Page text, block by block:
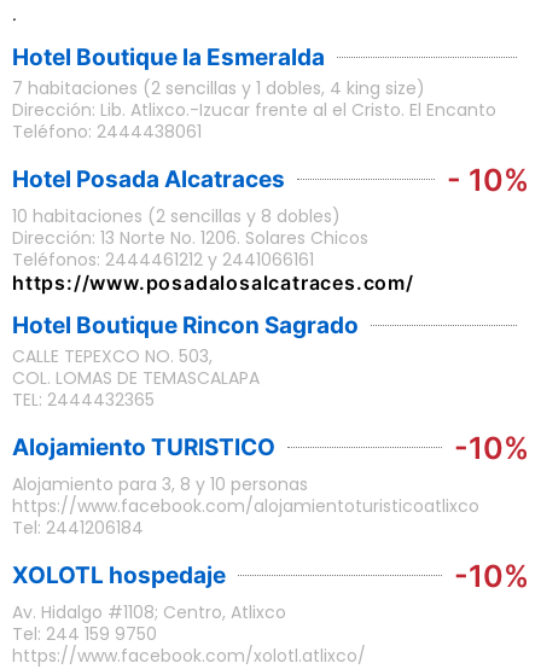
.
Hotel Boutique la Esmeralda
7 habitaciones (2 sencillas y 1 dobles, 4 king size)
Dirección: Lib. Atlixco.-Izucar frente al el Cristo. El Encanto
Teléfono: 2444438061
Hotel Posada Alcatraces - 10%
10 habitaciones (2 sencillas y 8 dobles)
Dirección: 13 Norte No. 1206. Solares Chicos
Teléfonos: 2444461212 y 2441066161
https://www.posadalosalcatraces.com/
Hotel Boutique Rincon Sagrado
CALLE TEPEXCO NO. 503,
COL. LOMAS DE TEMASCALAPA
TEL: 2444432365
Alojamiento TURISTICO -10%
Alojamiento para 3, 8 y 10 personas
https://www.facebook.com/alojamientoturisticoatlixco
Tel: 2441206184
XOLOTL hospedaje -10%
Av. Hidalgo #1108; Centro, Atlixco
Tel: 244 159 9750
https://www.facebook.com/xolotl.atlixco/